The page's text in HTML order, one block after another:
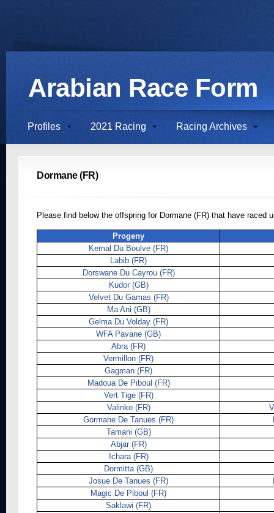
Arabian Race Form
Profiles 2021 Racing Racing Archives
Dormane (FR)
Please find below the offspring for Dormane (FR) that have raced
Progeny
Kemal Du Boulve (FR)
Labib (FR)
Dorswane Du Cayrou (FR)
Kudor (GB)
Velvet Du Gamas (FR)
Ma Ani (GB)
Gelma Du Volday (FR)
WFA Pavane (GB)
Abra (FR)
Vermillon (FR)
Gagman (FR)
Madoua De Piboul (FR)
Vert Tige (FR)
Valinko (FR)
Gormane De Tanues (FR)
Tamani (GB)
Abjar (FR)
Ichara (FR)
Dormitta (GB)
Josue De Tanues (FR)
Magic De Piboul (FR)
Saklawi (FR)